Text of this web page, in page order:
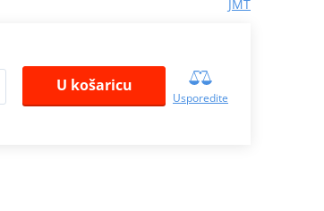
JMT
U košaricu
Usporedite